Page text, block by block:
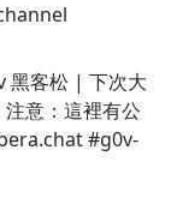
黑客松 | 下次大
意：這裡有公
#g0v-